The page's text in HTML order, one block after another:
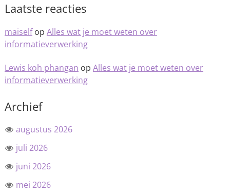
Laatste reacties
maiselfop Alles wat je moet weten over
informatieverwerking
Lewis koh phangan op Alles wat je moet weten over
informatieverwerking
Archief
augustus 2026
juli 2026
juni 2026
mei 2026